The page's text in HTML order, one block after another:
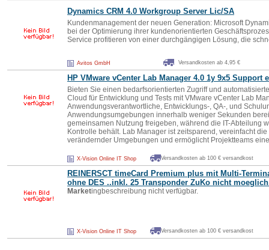
Dynamics CRM 4.0 Workgroup Server Lic/SA
Kundenmanagement der neuen Generation: Microsoft
bei der Optimierung ihrer kundenorientierten
Service profitieren von einer durchgängigen Lösung, die
Avitos GmbH Versandkosten ab 4,95 €
HP VMware vCenter Lab Manager 4.0 1y 9x5 Support
Bieten Sie einen bedarfsorientierten Zugriff und
Cloud für Entwicklung und Tests mit VMware vCenter Lab
Anwendungsverantwortliche, Entwicklungs-, QA-, und
Anwendungsumgebungen innerhalb weniger Sekunden
gemeinsamen Nutzung freigeben, während die IT-Abteilung
Kontrolle behält. Lab Manager ist zeitsparend, vereinfacht
verändernder Umgebungen und ermöglicht Projektteams
X-Vision Online IT Shop Versandkosten ab 100 € versandkost
REINERSCT timeCard Premium plus mit Multi-
ohne DES ..inkl. 25 Transponder ZuKo nicht
Marketingbeschreibung nicht verfügbar.
X-Vision Online IT Shop Versandkosten ab 100 € versandkost